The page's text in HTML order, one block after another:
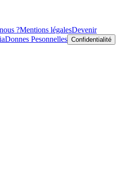
?Mentions légalesDevenir
Donnes Pesonnelles Confidentialité